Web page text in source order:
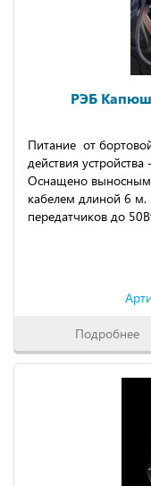
РЭБ
Питание от
действия
Оснащено выносным
кабелем длиной 6
передатчиков до
Подробнее